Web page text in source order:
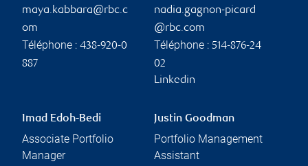
maya.kabbara@rbc.c
om
Téléphone : 438-920-0
887
nadia.gagnon-picard
@rbc.com
Téléphone : 514-876-24
02
Linkedin
Imad Edoh-Bedi
Associate Portfolio
Manager
Justin Goodman
Portfolio Management
Assistant